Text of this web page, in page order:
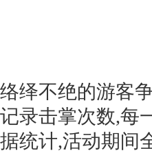
络绎不绝的游客
记录击掌次数,每
据统计,活动期间